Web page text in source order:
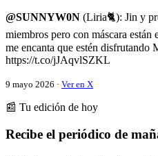
@SUNNYW0N (Liria🐈): Jin y
miembros pero con máscara
me encanta que estén
https://t.co/jJAqvlSZKL
9 mayo 2026 · Ver en X
📰 Tu edición de hoy
Recibe el periódico de